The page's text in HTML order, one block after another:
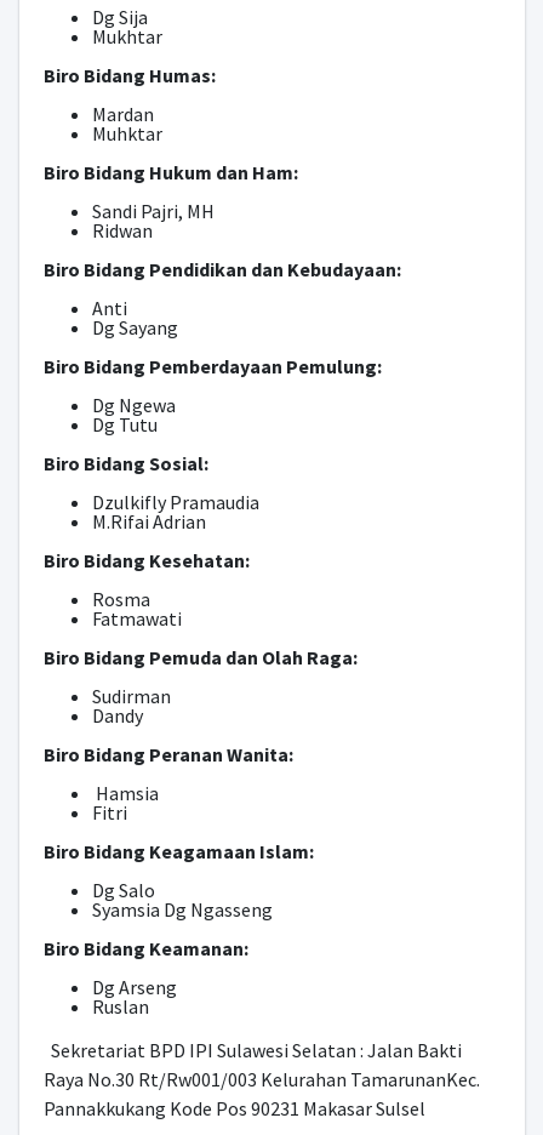
Dg Sija
Mukhtar
Biro Bidang Humas:
Mardan
Muhktar
Biro Bidang Hukum dan Ham:
Sandi Pajri, MH
Ridwan
Biro Bidang Pendidikan dan Kebudayaan:
Anti
Dg Sayang
Biro Bidang Pemberdayaan Pemulung:
Dg Ngewa
Dg Tutu
Biro Bidang Sosial:
Dzulkifly Pramaudia
M.Rifai Adrian
Biro Bidang Kesehatan:
Rosma
Fatmawati
Biro Bidang Pemuda dan Olah Raga:
Sudirman
Dandy
Biro Bidang Peranan Wanita:
Hamsia
Fitri
Biro Bidang Keagamaan Islam:
Dg Salo
Syamsia Dg Ngasseng
Biro Bidang Keamanan:
Dg Arseng
Ruslan
Sekretariat BPD IPI Sulawesi Selatan : Jalan Bakti
Raya No.30 Rt/Rw001/003 Kelurahan TamarunanKec.
Pannakkukang Kode Pos 90231 Makasar Sulsel